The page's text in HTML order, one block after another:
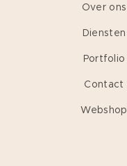
Over ons
Diensten
Portfolio
Contact
Webshop